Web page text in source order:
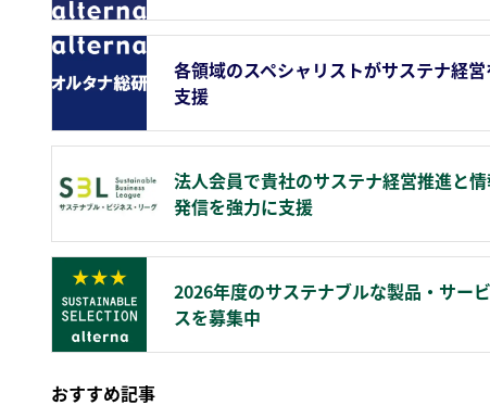
各領域のスペシャリストがサステナ経
支援
法人会員で貴社のサステナ経営推進と
発信を強力に支援
2026年度のサステナブルな製品・サービ
スを募集中
おすすめ記事